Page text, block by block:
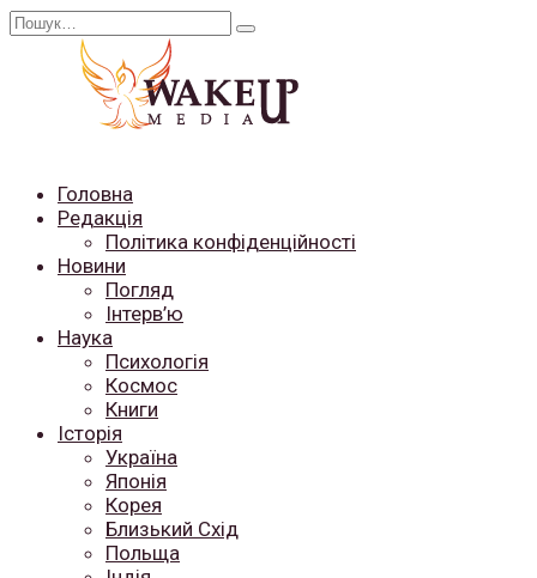
Перейти
Search
Головна
Редакція
Політика конфіденційності
Новини
Погляд
Інтерв’ю
Наука
Психологія
Космос
Книги
Історія
Україна
Японія
Корея
Близький Схід
Польща